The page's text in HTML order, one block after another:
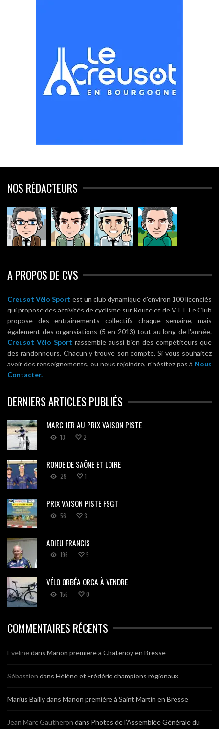
NOS RÉDACTEURS
A PROPOS DE CVS
Creusot Vélo Sport est un club dynamique d'environ 100 licenciés
qui propose des activités de cyclisme sur Route et de VTT. Le Club
propose des entraînements collectifs chaque semaine, mais
également des organsiations (5 en 2013) tout au long de l'année.
Creusot Vélo Sport rassemble aussi bien des compétiteurs que
des randonneurs. Chacun y trouve son compte. Si vous souhaitez
avoir des renseignements, ou nous rejoindre, n'hésitez pas à Nous
Contacter.
DERNIERS ARTICLES PUBLIÉS
MARC 1ER AU PRIX VAISON PISTE
13 2
RONDE DE SAÔNE ET LOIRE
29 1
PRIX VAISON PISTE FSGT
56 3
ADIEU FRANCIS
196 5
VÉLO ORBÉA ORCA À VENDRE
156 0
COMMENTAIRES RÉCENTS
Evelinedans Manon première à Chatenoy en Bresse
Sébastien dans Hélène et Frédéric champions régionaux
Marius Baillydans Manon première à Saint Martin en Bresse
Jean Marc Gautheron dans Photos de l’Assemblée Générale du